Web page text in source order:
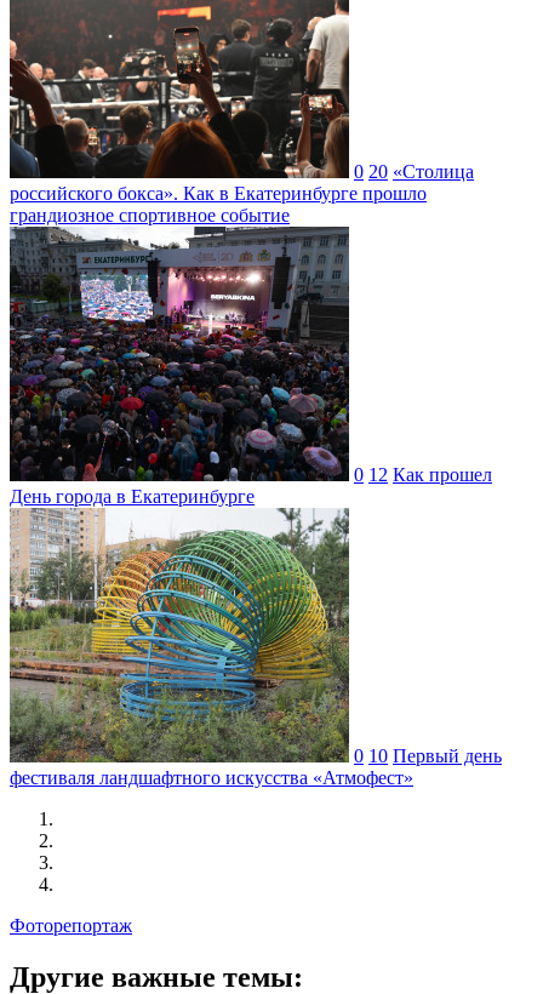
0 20 «Столица
российского бокса». Как в Екатеринбурге прошло
грандиозное спортивное событие
0 12 Как прошел
День города в Екатеринбурге
0 10 Первый день
фестиваля ландшафтного искусства «Атмофест»
Фоторепортаж
Другие важные темы: